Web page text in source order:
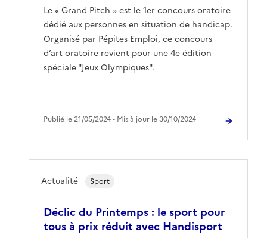
Le « Grand Pitch » est le 1er concours oratoire
dédié aux personnes en situation de handicap.
Organisé par Pépites Emploi, ce concours
d’art oratoire revient pour une 4e édition
spéciale "Jeux Olympiques".
Publié le 21/05/2024 ‐ Mis à jour le 30/10/2024
Déclic du Printemps : le sport pour
tous à prix réduit avec Handisport
Actualité Sport